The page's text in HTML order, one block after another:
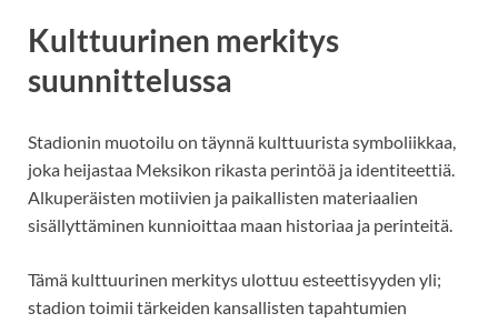
Kulttuurinen merkitys
suunnittelussa
Stadionin muotoilu on täynnä kulttuurista symboliikkaa,
joka heijastaa Meksikon rikasta perintöä ja identiteettiä.
Alkuperäisten motiivien ja paikallisten materiaalien
sisällyttäminen kunnioittaa maan historiaa ja perinteitä.
Tämä kulttuurinen merkitys ulottuu esteettisyyden yli;
stadion toimii tärkeiden kansallisten tapahtumien